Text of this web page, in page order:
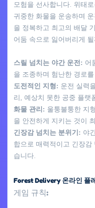
모험을 선사합니다. 위태
귀중한 화물을 운송하며
을 정복하고 최고의 배달
어둠 속으로 잃어버리게 될
스릴 넘치는 야간 운전: 어
을 조종하며 험난한 경로를
도전적인 지형: 운전 실력
리, 예상치 못한 공중 플랫
화물 관리: 울퉁불퉁한 지
을 안전하게 지키는 것이
긴장감 넘치는 분위기: 야
합으로 매력적이고 긴장감
습니다.
Forest Delivery 온라인 플
게임 규칙: